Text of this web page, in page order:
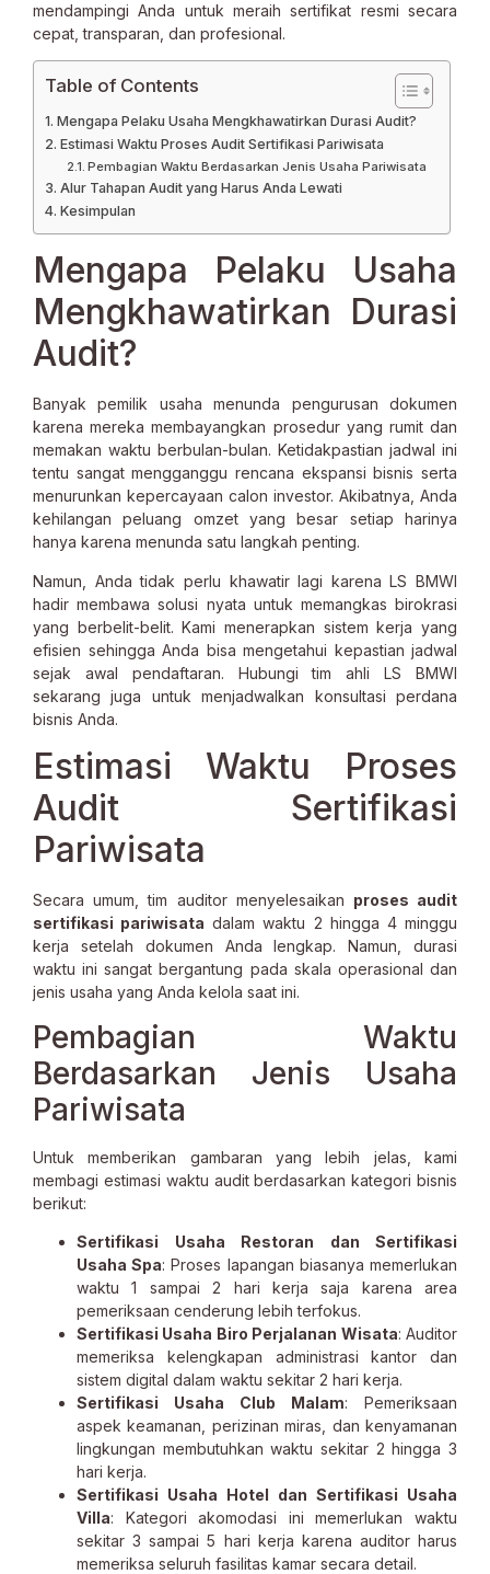
mendampingi Anda untuk meraih sertifikat resmi secara
cepat, transparan, dan profesional.
Table of Contents
Mengapa Pelaku Usaha Mengkhawatirkan Durasi Audit?
Estimasi Waktu Proses Audit Sertifikasi Pariwisata
Pembagian Waktu Berdasarkan Jenis Usaha Pariwisata
Alur Tahapan Audit yang Harus Anda Lewati
Kesimpulan
Mengapa Pelaku Usaha
Mengkhawatirkan Durasi
Audit?
Banyak pemilik usaha menunda pengurusan dokumen
karena mereka membayangkan prosedur yang rumit dan
memakan waktu berbulan-bulan. Ketidakpastian jadwal ini
tentu sangat mengganggu rencana ekspansi bisnis serta
menurunkan kepercayaan calon investor. Akibatnya, Anda
kehilangan peluang omzet yang besar setiap harinya
hanya karena menunda satu langkah penting.
Namun, Anda tidak perlu khawatir lagi karena LS BMWI
hadir membawa solusi nyata untuk memangkas birokrasi
yang berbelit-belit. Kami menerapkan sistem kerja yang
efisien sehingga Anda bisa mengetahui kepastian jadwal
sejak awal pendaftaran. Hubungi tim ahli LS BMWI
sekarang juga untuk menjadwalkan konsultasi perdana
bisnis Anda.
Estimasi Waktu Proses
Audit Sertifikasi
Pariwisata
Secara umum, tim auditor menyelesaikan proses audit
sertifikasi pariwisata dalam waktu 2 hingga 4 minggu
kerja setelah dokumen Anda lengkap. Namun, durasi
waktu ini sangat bergantung pada skala operasional dan
jenis usaha yang Anda kelola saat ini.
Pembagian Waktu
Berdasarkan Jenis Usaha
Pariwisata
Untuk memberikan gambaran yang lebih jelas, kami
membagi estimasi waktu audit berdasarkan kategori bisnis
berikut:
Sertifikasi Usaha Restoran dan Sertifikasi
Usaha Spa: Proses lapangan biasanya memerlukan
waktu 1 sampai 2 hari kerja saja karena area
pemeriksaan cenderung lebih terfokus.
Sertifikasi Usaha Biro Perjalanan Wisata: Auditor
memeriksa kelengkapan administrasi kantor dan
sistem digital dalam waktu sekitar 2 hari kerja.
Sertifikasi Usaha Club Malam: Pemeriksaan
aspek keamanan, perizinan miras, dan kenyamanan
lingkungan membutuhkan waktu sekitar 2 hingga 3
hari kerja.
Sertifikasi Usaha Hotel dan Sertifikasi Usaha
Villa: Kategori akomodasi ini memerlukan waktu
sekitar 3 sampai 5 hari kerja karena auditor harus
memeriksa seluruh fasilitas kamar secara detail.